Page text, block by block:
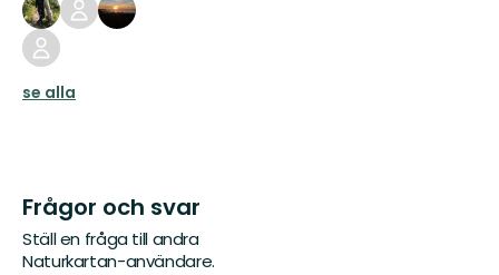
se alla
Frågor och svar
Ställ en fråga till andra
Naturkartan-användare.